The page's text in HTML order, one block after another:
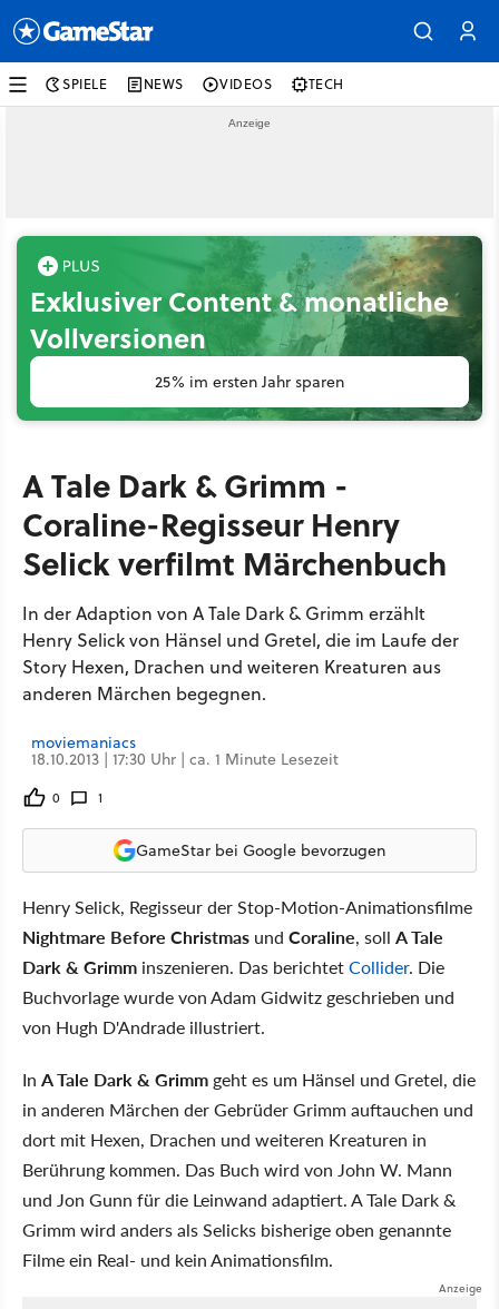
SPIELE NEWS VIDEOS TECH
Exklusiver Content & monatliche
Vollversionen
25% im ersten Jahr sparen
A Tale Dark & Grimm -
Coraline-Regisseur Henry
Selick verfilmt Märchenbuch
In der Adaption von A Tale Dark & Grimm erzählt
Henry Selick von Hänsel und Gretel, die im Laufe der
Story Hexen, Drachen und weiteren Kreaturen aus
anderen Märchen begegnen.
moviemaniacs
18.10.2013 | 17:30 Uhr | ca. 1 Minute Lesezeit
0 1
GameStar bei Google bevorzugen
Henry Selick, Regisseur der Stop-Motion-Animationsfilme
Nightmare Before Christmas und Coraline, soll A Tale
Dark & Grimm inszenieren. Das berichtetCollider. Die
Buchvorlage wurde von Adam Gidwitz geschrieben und
von Hugh D'Andrade illustriert.
In A Tale Dark & Grimm geht es um Hänsel und Gretel, die
in anderen Märchen der Gebrüder Grimm auftauchen und
dort mit Hexen, Drachen und weiteren Kreaturen in
Berührung kommen. Das Buch wird von John W. Mann
und Jon Gunn für die Leinwand adaptiert. A Tale Dark &
Grimm wird anders als Selicks bisherige oben genannte
Filme ein Real- und kein Animationsfilm.